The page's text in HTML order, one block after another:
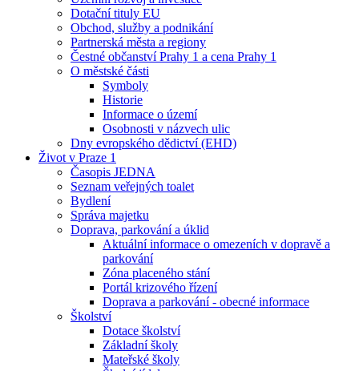
Dotační tituly EU
Obchod, služby a podnikání
Partnerská města a regiony
Čestné občanství Prahy 1 a cena Prahy 1
O městské části
Symboly
Historie
Informace o území
Osobnosti v názvech ulic
Dny evropského dědictví (EHD)
Život v Praze 1
Časopis JEDNA
Seznam veřejných toalet
Bydlení
Správa majetku
Doprava, parkování a úklid
Aktuální informace o omezeních v dopravě a
parkování
Zóna placeného stání
Portál krizového řízení
Doprava a parkování - obecné informace
Školství
Dotace školství
Základní školy
Mateřské školy